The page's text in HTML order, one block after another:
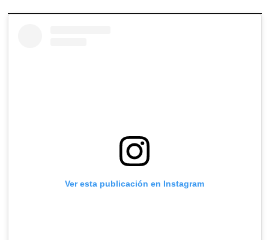
Ver esta publicación en Instagram